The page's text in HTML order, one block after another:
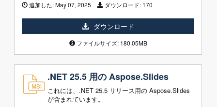
追加した:May 07, 2025 ダウンロード: 170
ダウンロード
ファイルサイズ: 180.05MB
.NET 25.5 用の Aspose.Slides
これには、.NET 25.5 リリース用の Aspose.Slides
が含まれています。